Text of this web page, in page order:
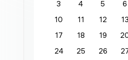
3
4 5 6
10
11 12 13
17
18 19
24
25 26